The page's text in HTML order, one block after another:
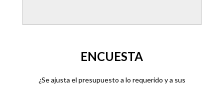
ENCUESTA
¿Se ajusta el presupuesto a lo requerido y a sus